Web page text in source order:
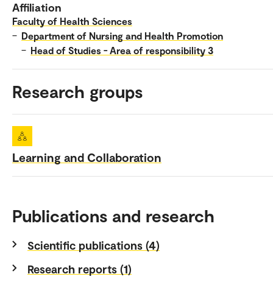
Affiliation
Faculty of Health Sciences
– Department of Nursing and Health Promotion
– Head of Studies - Area of responsibility 3
Research groups
Learning and Collaboration
Publications and research
Scientific publications (4)
Research reports (1)